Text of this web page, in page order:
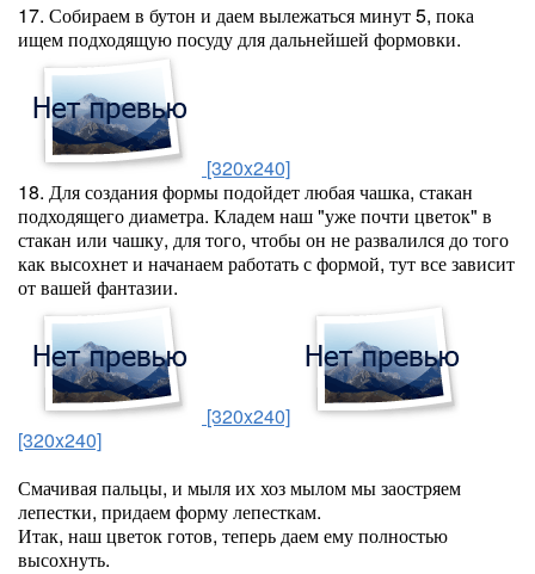
17. Собираем в бутон и даем вылежаться минут 5, пока
ищем подходящую посуду для дальнейшей формовки.
[320x240]
18. Для создания формы подойдет любая чашка, стакан
подходящего диаметра. Кладем наш "уже почти цветок" в
стакан или чашку, для того, чтобы он не развалился до того
как высохнет и начанаем работать с формой, тут все зависит
от вашей фантазии.
[320x240]
[320x240]
Смачивая пальцы, и мыля их хоз мылом мы заостряем
лепестки, придаем форму лепесткам.
Итак, наш цветок готов, теперь даем ему полностью
высохнуть.